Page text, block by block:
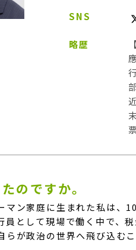
SNS
略歴
のですか。
マン家庭に生まれた私は、
員として現場で働く中で、
が政治の世界へ飛び込むこ